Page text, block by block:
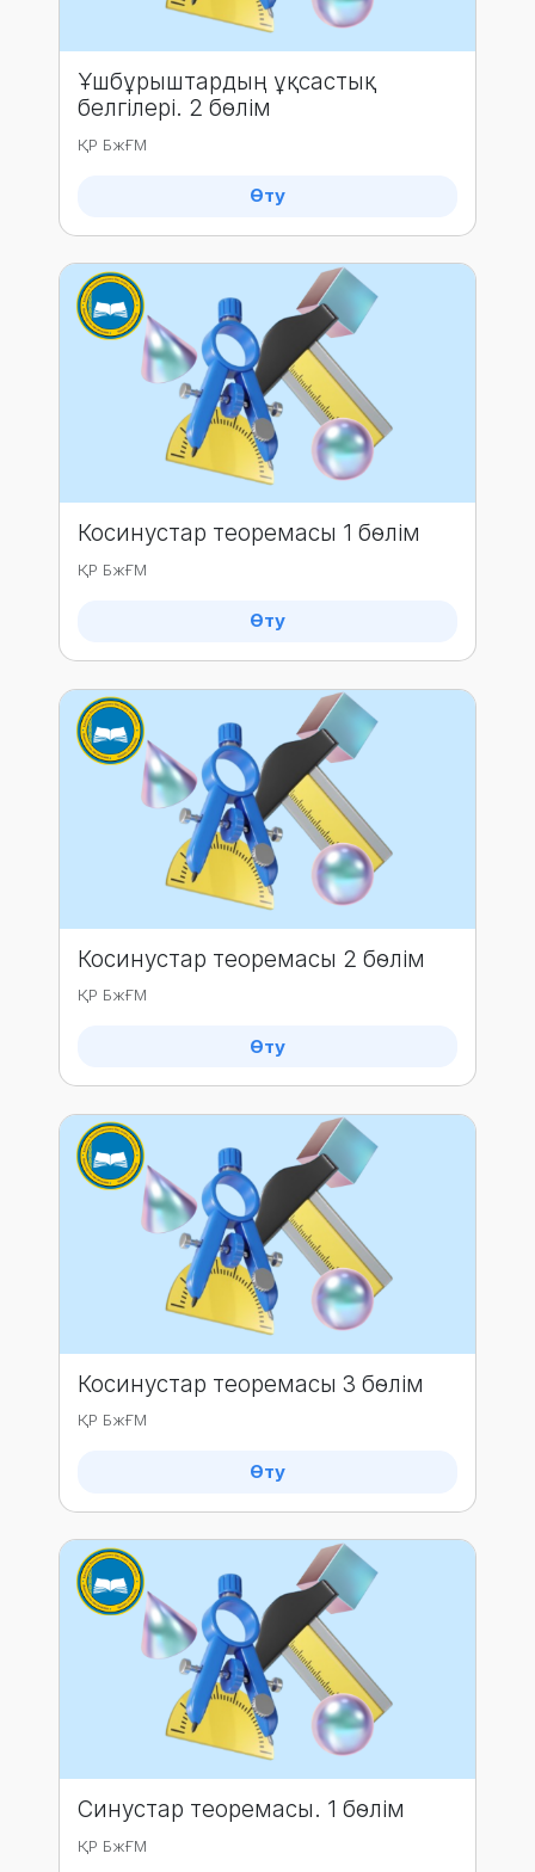
Ұшбұрыштардың ұқсастық
белгілері. 2 бөлім
ҚР БжҒМ
Өту
Косинустар теоремасы 1 бөлім
ҚР БжҒМ
Өту
Косинустар теоремасы 2 бөлім
ҚР БжҒМ
Өту
Косинустар теоремасы 3 бөлім
ҚР БжҒМ
Өту
Синустар теоремасы. 1 бөлім
ҚР БжҒМ